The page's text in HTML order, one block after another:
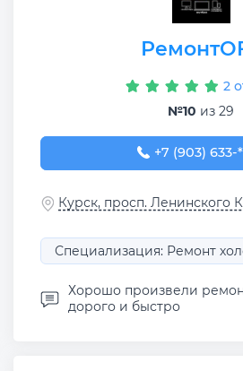
2
№10 из 29
+7 (903) 633-
+7 (903) 633-
Курск, просп. Ленинского
Специализация: Ремонт
Хорошо произвели
дорого и быстро